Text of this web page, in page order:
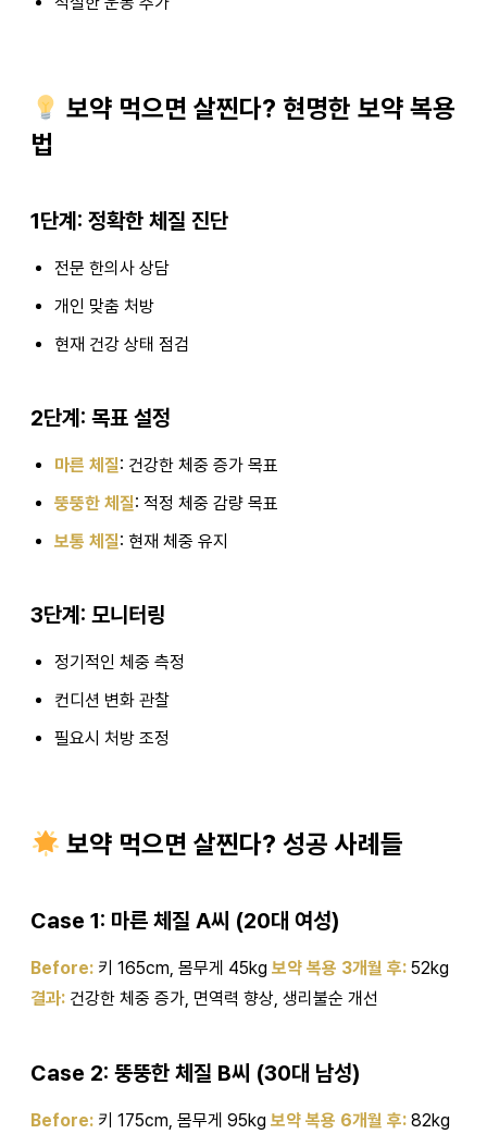
보약 먹으면 살찐다? 현명한 보약 복용
법
1단계: 정확한 체질 진단
전문 한의사 상담
개인 맞춤 처방
현재 건강 상태 점검
2단계: 목표 설정
마른 체질: 건강한 체중 증가 목표
뚱뚱한 체질: 적정 체중 감량 목표
보통 체질: 현재 체중 유지
3단계: 모니터링
정기적인 체중 측정
컨디션 변화 관찰
필요시 처방 조정
보약 먹으면 살찐다? 성공 사례들
Case 1: 마른 체질 A씨 (20대 여성)
Before: 키 165cm, 몸무게 45kg 보약 복용 3개월 후: 52kg
결과: 건강한 체중 증가, 면역력 향상, 생리불순 개선
Case 2: 뚱뚱한 체질 B씨 (30대 남성)
Before: 키 175cm, 몸무게 95kg 보약 복용 6개월 후: 82kg